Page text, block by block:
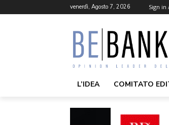
venerdì, Agosto 7, 2026 Sign in
L’IDEA COMITATO